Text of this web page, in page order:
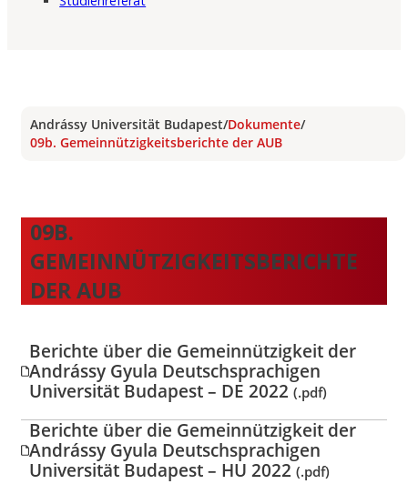
Andrássy Universität Budapest/Dokumente/
09b. Gemeinnützigkeitsberichte der AUB
09B.
GEMEINNÜTZIGKEITSBERICHTE
DER AUB
Berichte über die Gemeinnützigkeit der
Andrássy Gyula Deutschsprachigen
Universität Budapest – DE 2022 (.pdf)
Berichte über die Gemeinnützigkeit der
Andrássy Gyula Deutschsprachigen
Universität Budapest – HU 2022 (.pdf)